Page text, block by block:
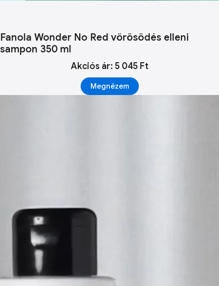
Fanola Wonder No Red vörösödés elleni
sampon 350 ml
Akciós ár: 5 045 Ft
Megnézem